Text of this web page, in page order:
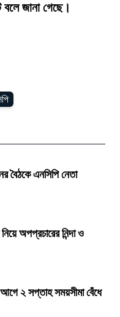
জানা গেছে।
বৈঠকে এনসিপি নেতা
অপপ্রচারের নিন্দা ও
২ সপ্তাহ সময়সীমা বেঁধে